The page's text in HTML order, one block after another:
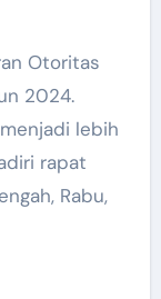
Otoritas
2024.
lebih
rapat
Rabu,